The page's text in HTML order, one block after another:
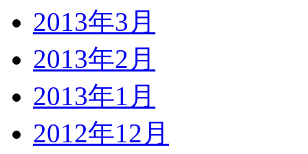
2013年3月
2013年2月
2013年1月
2012年12月